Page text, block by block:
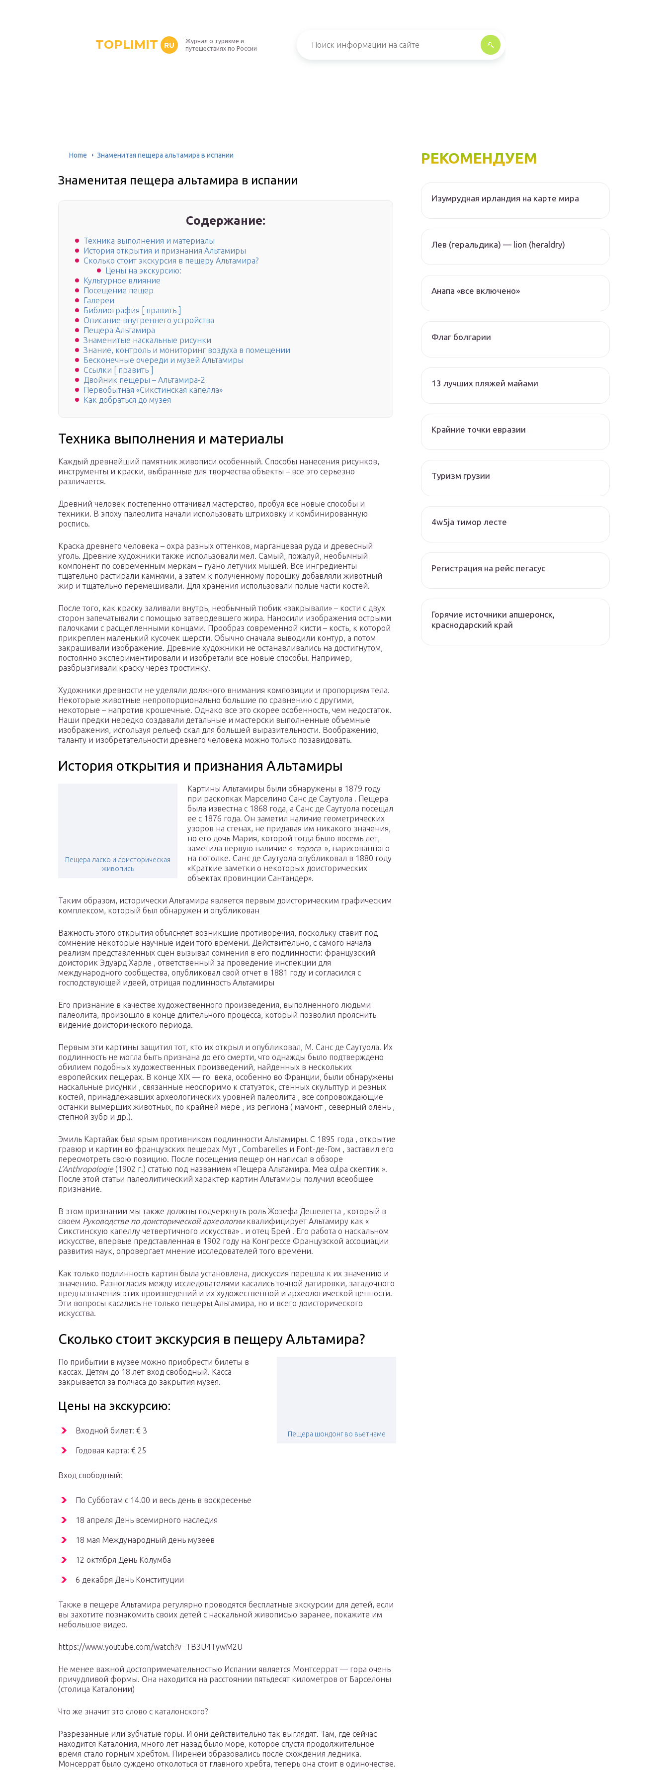
TOPLIMIT RU
Журнал о туризме и
путешествиях по России
Home Знаменитая пещера альтамира в испании
Знаменитая пещера альтамира в испании
Содержание:
Техника выполнения и материалы
История открытия и признания Альтамиры
Сколько стоит экскурсия в пещеру Альтамира?
Цены на экскурсию:
Культурное влияние
Посещение пещер
Галереи
Библиография [ править ]
Описание внутреннего устройства
Пещера Альтамира
Знаменитые наскальные рисунки
Знание, контроль и мониторинг воздуха в помещении
Бесконечные очереди и музей Альтамиры
Ссылки [ править ]
Двойник пещеры – Альтамира-2
Первобытная «Сикстинская капелла»
Как добраться до музея
Техника выполнения и материалы
Каждый древнейший памятник живописи особенный. Способы нанесения рисунков,
инструменты и краски, выбранные для творчества объекты – все это серьезно
различается.
Древний человек постепенно оттачивал мастерство, пробуя все новые способы и
техники. В эпоху палеолита начали использовать штриховку и комбинированную
роспись.
Краска древнего человека – охра разных оттенков, марганцевая руда и древесный
уголь. Древние художники также использовали мел. Самый, пожалуй, необычный
компонент по современным меркам – гуано летучих мышей. Все ингредиенты
тщательно растирали камнями, а затем к полученному порошку добавляли животный
жир и тщательно перемешивали. Для хранения использовали полые части костей.
После того, как краску заливали внутрь, необычный тюбик «закрывали» – кости с двух
сторон запечатывали с помощью затвердевшего жира. Наносили изображения острыми
палочками с расщепленными концами. Прообраз современной кисти – кость, к которой
прикреплен маленький кусочек шерсти. Обычно сначала выводили контур, а потом
закрашивали изображение. Древние художники не останавливались на достигнутом,
постоянно экспериментировали и изобретали все новые способы. Например,
разбрызгивали краску через тростинку.
Художники древности не уделяли должного внимания композиции и пропорциям тела.
Некоторые животные непропорционально большие по сравнению с другими,
некоторые – напротив крошечные. Однако все это скорее особенность, чем недостаток.
Наши предки нередко создавали детальные и мастерски выполненные объемные
изображения, используя рельеф скал для большей выразительности. Воображению,
таланту и изобретательности древнего человека можно только позавидовать.
История открытия и признания Альтамиры
Пещера ласко и доисторическая
живопись
Картины Альтамиры были обнаружены в 1879 году
при раскопках Марселино Санс де Саутуола . Пещера
была известна с 1868 года, а Санс де Саутуола посещал
ее с 1876 года. Он заметил наличие геометрических
узоров на стенах, не придавая им никакого значения,
но его дочь Мария, которой тогда было восемь лет,
заметила первую наличие « тороса», нарисованного
на потолке. Санс де Саутуола опубликовал в 1880 году
«Краткие заметки о некоторых доисторических
объектах провинции Сантандер».
Таким образом, исторически Альтамира является первым доисторическим графическим
комплексом, который был обнаружен и опубликован
Важность этого открытия объясняет возникшие противоречия, поскольку ставит под
сомнение некоторые научные идеи того времени. Действительно, с самого начала
реализм представленных сцен вызывал сомнения в его подлинности: французский
доисторик Эдуард Харле , ответственный за проведение инспекции для
международного сообщества, опубликовал свой отчет в 1881 году и согласился с
господствующей идеей, отрицая подлинность Альтамиры
Его признание в качестве художественного произведения, выполненного людьми
палеолита, произошло в конце длительного процесса, который позволил прояснить
видение доисторического периода.
Первым эти картины защитил тот, кто их открыл и опубликовал, М. Санс де Саутуола. Их
подлинность не могла быть признана до его смерти, что однажды было подтверждено
обилием подобных художественных произведений, найденных в нескольких
европейских пещерах. В конце XIX — го века, особенно во Франции, были обнаружены
наскальные рисунки , связанные неоспоримо к статуэток, стенных скульптур и резных
костей, принадлежавших археологических уровней палеолита , все сопровождающие
останки вымерших животных, по крайней мере , из региона ( мамонт , северный олень ,
степной зубр и др.).
Эмиль Картайак был ярым противником подлинности Альтамиры. С 1895 года , открытие
гравюр и картин во французских пещерах Мут , Combarelles и Font-де-Гом , заставил его
пересмотреть свою позицию. После посещения пещер он написал в обзоре
L’Anthropologie(1902 г.) статью под названием «Пещера Альтамира. Mea culpa скептик ».
После этой статьи палеолитический характер картин Альтамиры получил всеобщее
признание.
В этом признании мы также должны подчеркнуть роль Жозефа Дешелетта , который в
своем Руководстве по доисторической археологииквалифицирует Альтамиру как «
Сикстинскую капеллу четвертичного искусства» . и отец Брей . Его работа о наскальном
искусстве, впервые представленная в 1902 году на Конгрессе Французской ассоциации
развития наук, опровергает мнение исследователей того времени.
Как только подлинность картин была установлена, дискуссия перешла к их значению и
значению. Разногласия между исследователями касались точной датировки, загадочного
предназначения этих произведений и их художественной и археологической ценности.
Эти вопросы касались не только пещеры Альтамира, но и всего доисторического
искусства.
Сколько стоит экскурсия в пещеру Альтамира?
Пещера шондонг во вьетнаме
По прибытии в музее можно приобрести билеты в
кассах. Детям до 18 лет вход свободный. Касса
закрывается за полчаса до закрытия музея.
Цены на экскурсию:
Входной билет: € 3
Годовая карта: € 25
Вход свободный:
По Субботам с 14.00 и весь день в воскресенье
18 апреля День всемирного наследия
18 мая Международный день музеев
12 октября День Колумба
6 декабря День Конституции
Также в пещере Альтамира регулярно проводятся бесплатные экскурсии для детей, если
вы захотите познакомить своих детей с наскальной живописью заранее, покажите им
небольшое видео.
https://www.youtube.com/watch?v=TB3U4TywM2U
Не менее важной достопримечательностью Испании является Монтсеррат — гора очень
причудливой формы. Она находится на расстоянии пятьдесят километров от Барселоны
(столица Каталонии)
Что же значит это слово с каталонского?
Разрезанные или зубчатые горы. И они действительно так выглядят. Там, где сейчас
находится Каталония, много лет назад было море, которое спустя продолжительное
время стало горным хребтом. Пиренеи образовались после схождения ледника.
Монсеррат было суждено отколоться от главного хребта, теперь она стоит в одиночестве.
РЕКОМЕНДУЕМ
Изумрудная ирландия на карте мира
Лев (геральдика) — lion (heraldry)
Анапа «все включено»
Флаг болгарии
13 лучших пляжей майами
Крайние точки евразии
Туризм грузии
4w5ja тимор лесте
Регистрация на рейс пегасус
Горячие источники апшеронск,
краснодарский край